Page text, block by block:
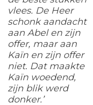
vlees. De Heer
schonk aandacht
aan Abel en zijn
offer, maar aan
Kaïn en zijn offer
niet. Dat maakte
Kaïn woedend,
zijn blik werd
donker.’